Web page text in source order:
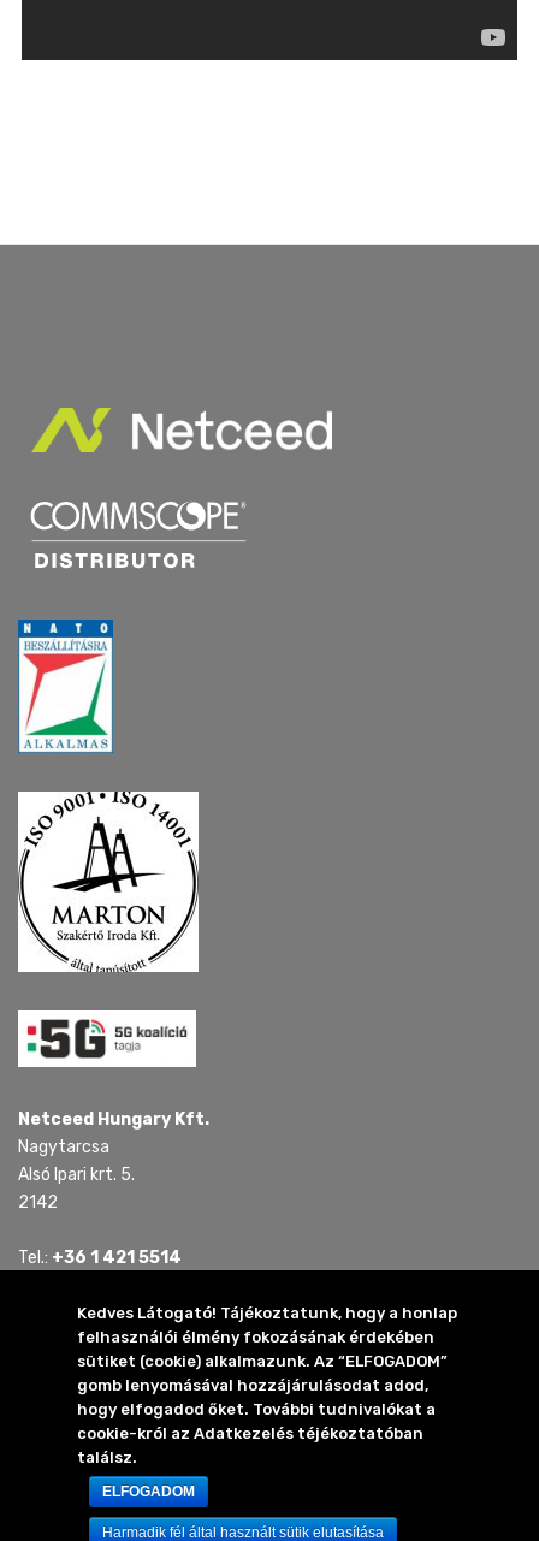
Netceed Hungary Kft.
Nagytarcsa
Alsó Ipari krt. 5.
2142
Tel.: +36 1 421 5514
mail.hu @ netceed.com
2024 Netceed Hungary Kft.
Minden jog fenntartva
Elérhetőség
Adatkezelési tájékoztató
Impresszum
Kedves Látogató! Tájékoztatunk, hogy a honlap
felhasználói élmény fokozásának érdekében
sütiket (cookie) alkalmazunk. Az “ELFOGADOM”
gomb lenyomásával hozzájárulásodat adod,
hogy elfogadod őket. További tudnivalókat a
cookie-król az Adatkezelés téjékoztatóban
találsz.
ELFOGADOM
Harmadik fél által használt sütik elutasítása